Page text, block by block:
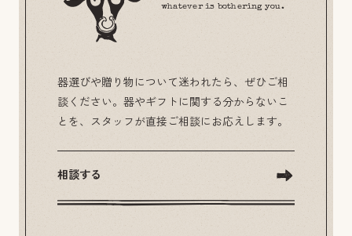
whatever is bothering you.
器選びや贈り物について迷われたら、ぜひご相
談ください。器やギフトに関する分からないこ
とを、スタッフが直接ご相談にお応えします。
相談する